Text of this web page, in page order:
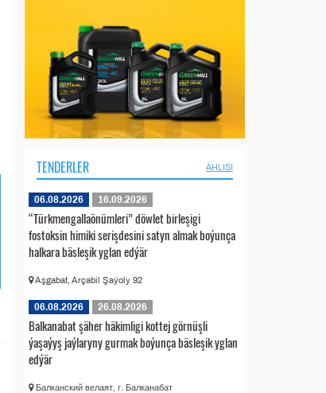
TENDERLER ÄHLISI
06.08.2026 16.09.2026
“Türkmengallaönümleri” döwlet birleşigi
fostoksin himiki serişdesini satyn almak boýunça
halkara bäsleşik yglan edýär
Aşgabat, Arçabil Şaýoly 92
06.08.2026 26.08.2026
Balkanabat şäher häkimligi kottej görnüşli
ýaşaýyş jaýlaryny gurmak boýunça bäsleşik yglan
edýär
Балканский велаят, г. Балканабат